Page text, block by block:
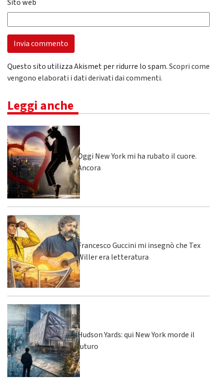
Sito web
Questo sito utilizza Akismet per ridurre lo spam.Scopri come
vengono elaborati i dati derivati dai commenti.
Leggi anche
Oggi New York mi ha rubato il cuore.
Ancora
Francesco Guccini mi insegnò che Tex
Willer era letteratura
Hudson Yards: qui New York morde il
futuro